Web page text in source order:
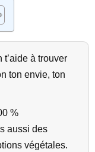
t’aide à trouver
ton envie, ton
%
aussi des
végétales.